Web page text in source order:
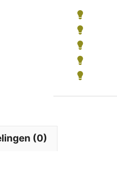
(0)